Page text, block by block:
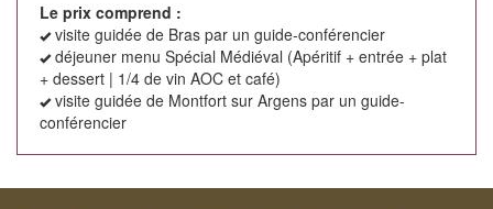
Le prix comprend :
visite guidée de Bras par un guide-conférencier
déjeuner menu Spécial Médiéval (Apéritif + entrée + plat
+ dessert | 1/4 de vin AOC et café)
visite guidée de Montfort sur Argens par un guide-
conférencier